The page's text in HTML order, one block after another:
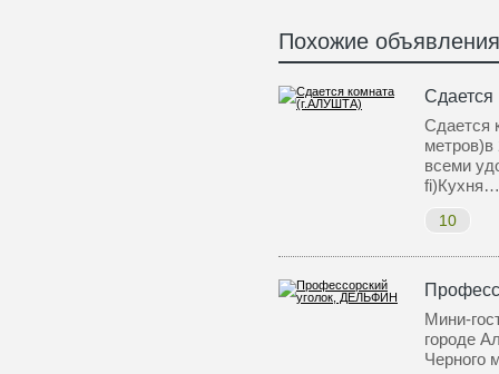
Похожие объявления
Сдается
метров)в
всеми
fi)Кухня…
10
Мини-
городе
Черного